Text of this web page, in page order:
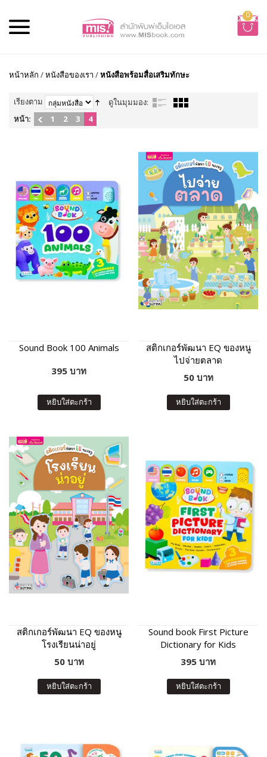
0
หน้าหลัก /หนังสือของเรา /หนังสือพร้อมสื่อเสริมทักษะ
เรียงตาม
ดูในมุมมอง:
หน้า:
1 2 3 4
Sound Book 100 Animals
395 บาท
หยิบใส่ตะกร้า
สติกเกอร์พัฒนา EQ ของหนู
ไปจ่ายตลาด
50 บาท
หยิบใส่ตะกร้า
สติกเกอร์พัฒนา EQ ของหนู
โรงเรียนน่าอยู่
50 บาท
หยิบใส่ตะกร้า
Sound book First Picture
Dictionary for Kids
395 บาท
หยิบใส่ตะกร้า